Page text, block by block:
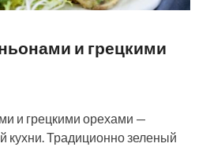
и грецкими
и грецкими орехами —
кухни. Традиционно зеленый